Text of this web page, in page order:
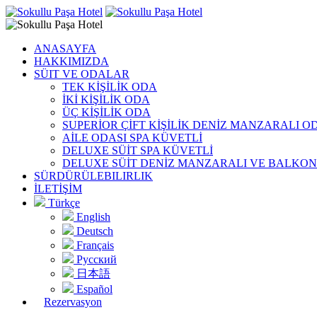
ANASAYFA
HAKKIMIZDA
SÜIT VE ODALAR
TEK KİŞİLİK ODA
İKİ KİŞİLİK ODA
ÜÇ KİŞİLİK ODA
SUPERİOR ÇİFT KİŞİLİK DENİZ MANZARALI
AİLE ODASI SPA KÜVETLİ
DELUXE SÜİT SPA KÜVETLİ
DELUXE SÜİT DENİZ MANZARALI VE
SÜRDÜRÜLEBILIRLIK
İLETİŞİM
Türkçe
English
Deutsch
Français
Русский
日本語
Español
Rezervasyon